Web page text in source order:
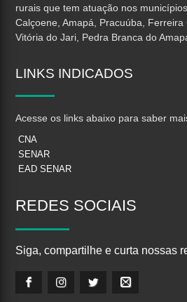
rurais que tem atuação nos
Calçoene, Amapá, Pracuúba,
Vitória do Jari, Pedra Branca do
LINKS INDICADOS
Acesse os links abaixo para saber
CNA
SENAR
EAD SENAR
REDES SOCIAIS
Siga, compartilhe e curta nossas